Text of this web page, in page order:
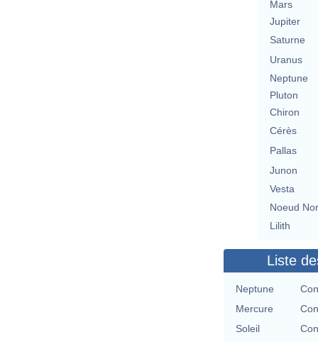
Mars
Jupiter
Saturne
Uranus
Neptune
Pluton
Chiron
Cérès
Pallas
Junon
Vesta
Noeud
Lilith
Liste
Neptune
Mercure
Soleil